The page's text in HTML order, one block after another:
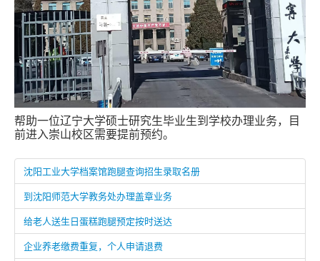
帮助一位辽宁大学硕士研究生毕业生到学校办理业务，目
前进入崇山校区需要提前预约。
沈阳工业大学档案馆跑腿查询招生录取名册
到沈阳师范大学教务处办理盖章业务
给老人送生日蛋糕跑腿预定按时送达
企业养老缴费重复，个人申请退费